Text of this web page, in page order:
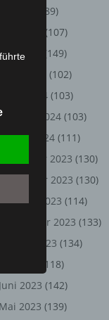
(89)
(107)
Mai 2024
(149)
(102)
März 2024 (103)
2024 (103)
2024 (111)
Dezember 2023 (130)
November 2023 (130)
2023 (114)
September 2023 (133)
August 2023 (134)
(118)
Juni 2023 (142)
Mai 2023 (139)